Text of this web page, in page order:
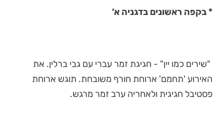
* בקפה ראשונים בדגניה א'
"שירים כמו יין" - חגיגת זמר עברי עם גבי ברלין. את
האירוע 'תחמם' ארוחת חורף משובחת. תוגש ארוחת
פסטיבל חגיגית ולאחריה ערב זמר מרגש.